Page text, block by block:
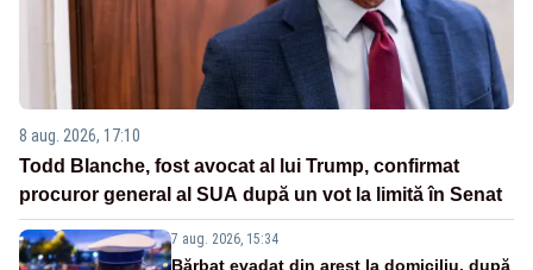
8 aug. 2026, 17:10
Todd Blanche, fost avocat al lui Trump, confirmat
procuror general al SUA după un vot la limită în Senat
7 aug. 2026, 15:34
Bărbat evadat din arest la domiciliu, după